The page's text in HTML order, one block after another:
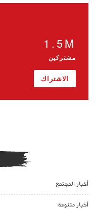
1.5M
مشتركين
الاشتراك
أخبار المجتمع
أخبار متنوعة